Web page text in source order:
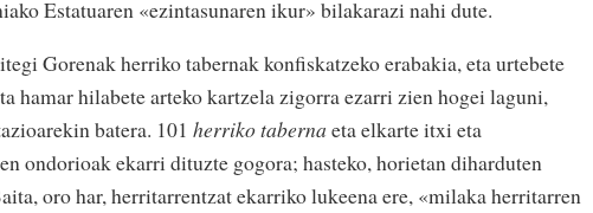
Estatuaren «ezintasunaren ikur» bilakarazi nahi dute.
Gorenak herriko tabernak konfiskatzeko erabakia, eta urtebete
hamar hilabete arteko kartzela zigorra ezarri zien hogei laguni,
batera. 101 herriko taberna eta elkarte itxi eta
ondorioak ekarri dituzte gogora; hasteko, horietan diharduten
oro har, herritarrentzat ekarriko lukeena ere, «milaka herritarren